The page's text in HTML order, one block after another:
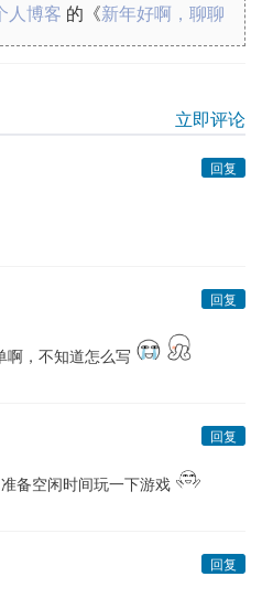
人博客 的《新年好啊，聊聊
立即评论
回复
回复
啊，不知道怎么写
回复
备空闲时间玩一下游戏
回复